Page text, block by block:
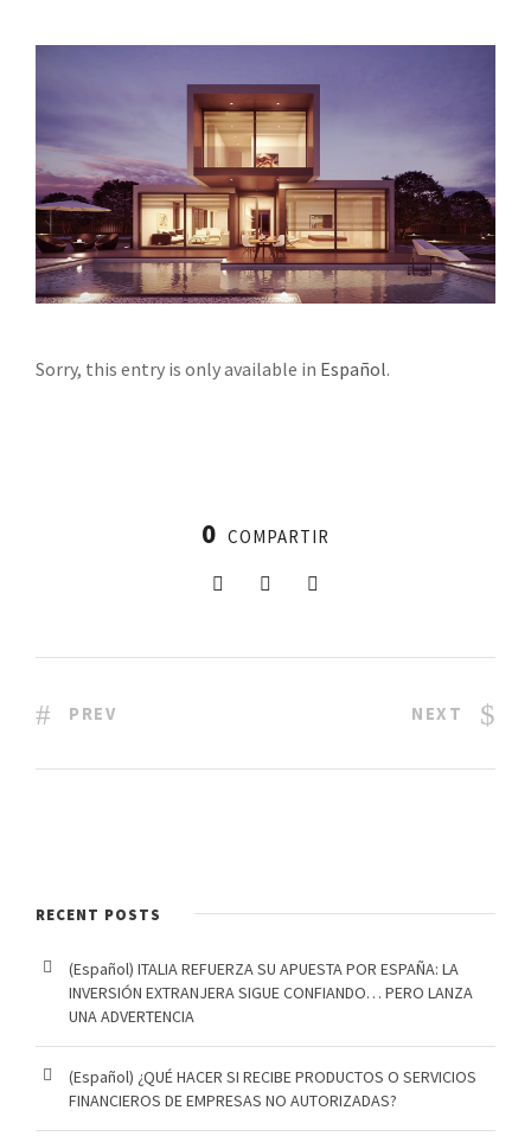
Sorry, this entry is only available in Español.
0 COMPARTIR
PREV NEXT
RECENT POSTS
(Español) ITALIA REFUERZA SU APUESTA POR ESPAÑA: LA
INVERSIÓN EXTRANJERA SIGUE CONFIANDO… PERO LANZA
UNA ADVERTENCIA
(Español) ¿QUÉ HACER SI RECIBE PRODUCTOS O SERVICIOS
FINANCIEROS DE EMPRESAS NO AUTORIZADAS?